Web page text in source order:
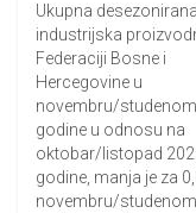
Ukupna desezonirana
industrijska
Federaciji Bosne i
Hercegovine u
novembru/studenom
godine u odnosu na
oktobar/listopad
godine, manja je za
novembru/studenom